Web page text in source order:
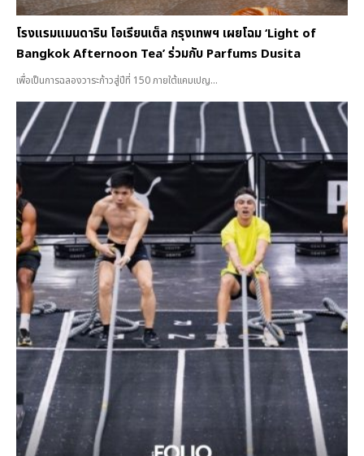
โรงแรมแมนดาริน โอเรียนเต็ล กรุงเทพฯ เผยโฉม ‘Light of
Bangkok Afternoon Tea’ ร่วมกับ Parfums Dusita
เพื่อเป็นการฉลองวาระก้าวสู่ปีที่ 150 ภายใต้แคมเปญ...